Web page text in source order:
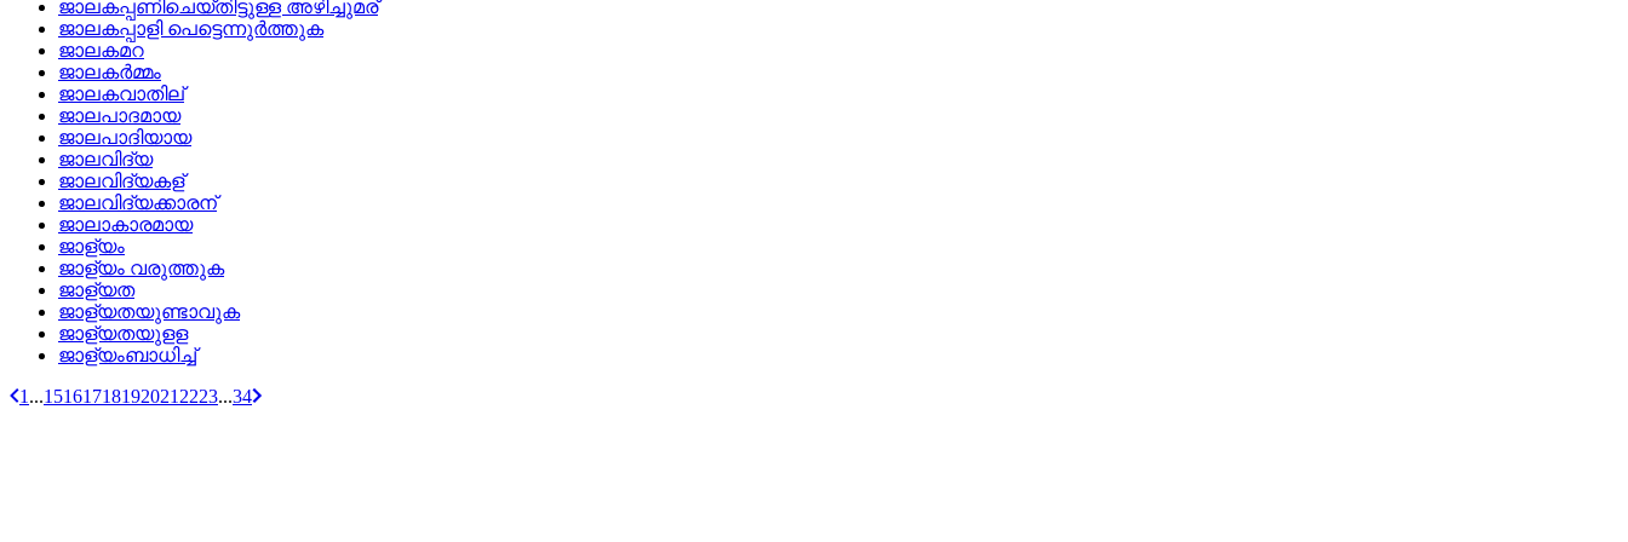
ജാലകപ്പണിചെയ്‌തിട്ടുള്ള അഴിച്ചുമര്
ജാലകപ്പാളി പെട്ടെന്നുര്‍ത്തുക
ജാലകമറ
ജാലകര്‍മ്മം
ജാലകവാതില്
ജാലപാദമായ
ജാലപാദിയായ
ജാലവിദ്യ
ജാലവിദ്യകള്
ജാലവിദ്യക്കാരന്
ജാലാകാരമായ
ജാള്യം
ജാള്യം വരുത്തുക
ജാള്യത
ജാള്യതയുണ്ടാവുക
ജാള്യതയുളള
ജാള്യംബാധിച്ച്
1 ...15161718192021 2223...34